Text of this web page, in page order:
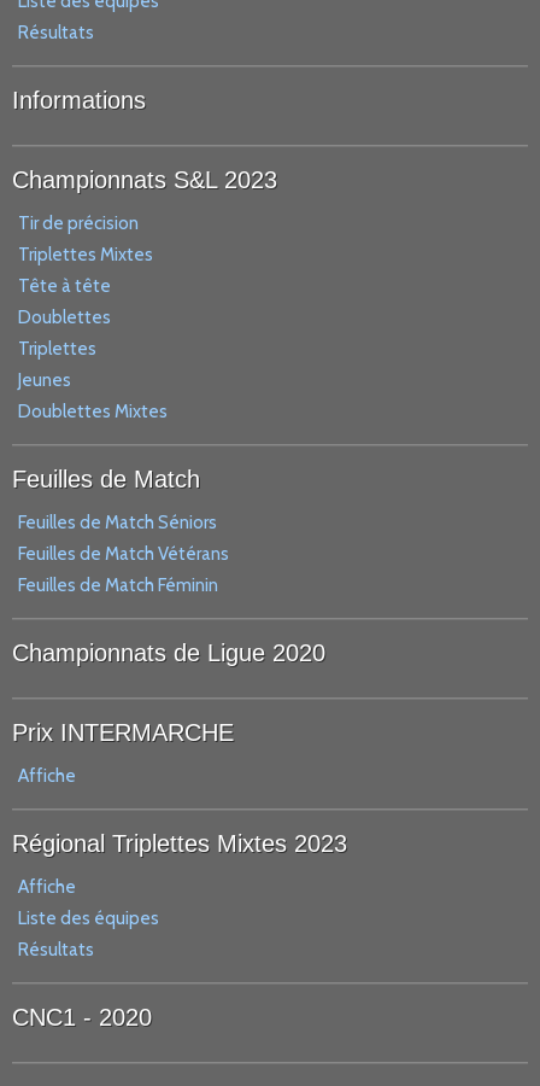
Résultats
Informations
Championnats S&L 2023
Tir de précision
Triplettes Mixtes
Tête à tête
Doublettes
Triplettes
Jeunes
Doublettes Mixtes
Feuilles de Match
Feuilles de Match Séniors
Feuilles de Match Vétérans
Feuilles de Match Féminin
Championnats de Ligue 2020
Prix INTERMARCHE
Affiche
Régional Triplettes Mixtes 2023
Affiche
Liste des équipes
Résultats
CNC1 - 2020